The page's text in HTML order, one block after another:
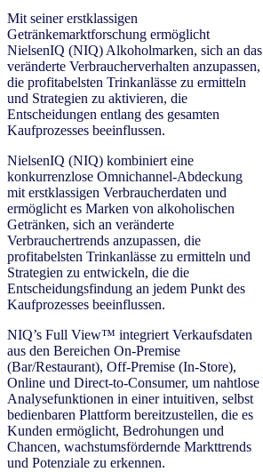
Mit seiner erstklassigen
Getränkemarktforschung ermöglicht
NielsenIQ (NIQ) Alkoholmarken, sich an das
veränderte Verbraucherverhalten anzupassen,
die profitabelsten Trinkanlässe zu ermitteln
und Strategien zu aktivieren, die
Entscheidungen entlang des gesamten
Kaufprozesses beeinflussen.
NielsenIQ (NIQ) kombiniert eine
konkurrenzlose Omnichannel-Abdeckung
mit erstklassigen Verbraucherdaten und
ermöglicht es Marken von alkoholischen
Getränken, sich an veränderte
Verbrauchertrends anzupassen, die
profitabelsten Trinkanlässe zu ermitteln und
Strategien zu entwickeln, die die
Entscheidungsfindung an jedem Punkt des
Kaufprozesses beeinflussen.
NIQ’s Full View™ integriert Verkaufsdaten
aus den Bereichen On-Premise
(Bar/Restaurant), Off-Premise (In-Store),
Online und Direct-to-Consumer, um nahtlose
Analysefunktionen in einer intuitiven, selbst
bedienbaren Plattform bereitzustellen, die es
Kunden ermöglicht, Bedrohungen und
Chancen, wachstumsfördernde Markttrends
und Potenziale zu erkennen.